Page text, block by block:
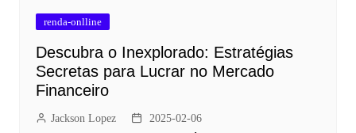
renda-onlline
Descubra o Inexplorado: Estratégias
Secretas para Lucrar no Mercado
Financeiro
Jackson Lopez 2025-02-06